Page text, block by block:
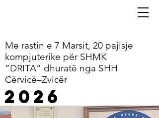
Me rastin e 7 Marsit, 20 pajisje
kompjuterike për SHMK
“DRITA” dhuratë nga SHH
Cërvicë–Zvicër
2026